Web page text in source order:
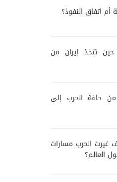
أم اتفاق النفوذ؟
تتخذ إيران من
حافة الحرب إلى
غيرت الحرب مسارات
العالم؟